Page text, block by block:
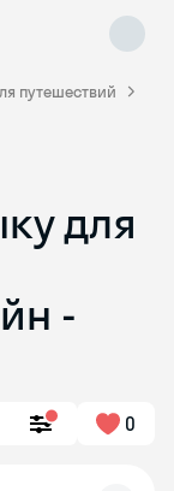
путешествий
для
-
0